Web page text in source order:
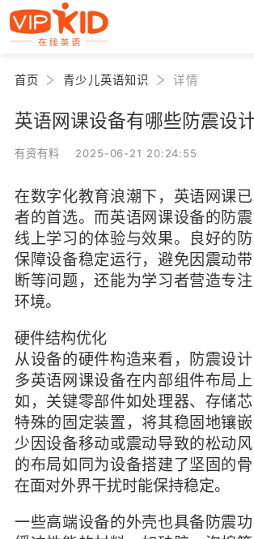
首页 青少儿英语知识 详情
英语网课设备有哪些防震设计
有资有料 2025-06-21 20:24:55
在数字化教育浪潮下，英语网课
者的首选。而英语网课设备的防
线上学习的体验与效果。良好的
保障设备稳定运行，避免因震动
断等问题，还能为学习者营造专
环境。
硬件结构优化
从设备的硬件构造来看，防震设
多英语网课设备在内部组件布局
如，关键零部件如处理器、存储
特殊的固定装置，将其稳固地镶
少因设备移动或震动导致的松动
的布局如同为设备搭建了坚固的
在面对外界干扰时能保持稳定。
一些高端设备的外壳也具备防震